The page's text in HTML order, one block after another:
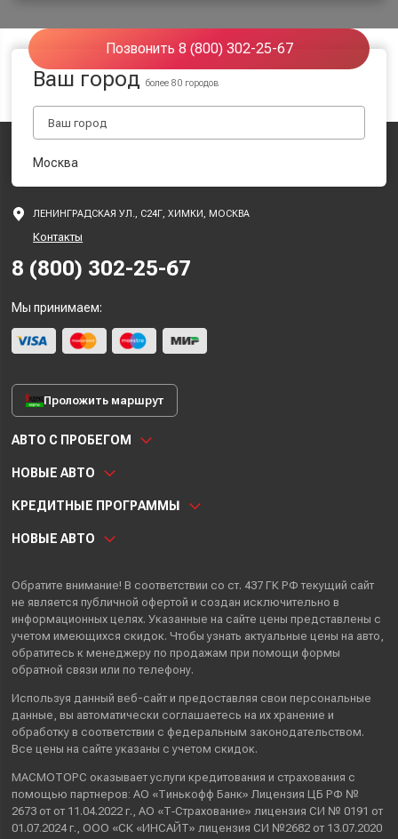
Позвонить 8 (800) 302-25-67
Ваш городболее 80 городов
Москва
ЛЕНИНГРАДСКАЯ УЛ., С24Г, ХИМКИ, МОСКВА
Контакты
8 (800) 302-25-67
Мы принимаем:
Проложить маршрут
АВТО С ПРОБЕГОМ
НОВЫЕ АВТО
КРЕДИТНЫЕ ПРОГРАММЫ
НОВЫЕ АВТО
Обратите внимание! В соответствии со ст. 437 ГК РФ текущий сайт
не является публичной офертой и создан исключительно в
информационных целях. Указанные на сайте цены представлены с
учетом имеющихся скидок. Чтобы узнать актуальные цены на авто,
обратитесь к менеджеру по продажам при помощи формы
обратной связи или по телефону.
Используя данный веб-сайт и предоставляя свои персональные
данные , вы автоматически соглашаетесь на их хранение и
обработку в соответствии с федеральным законодательством.
Все цены на сайте указаны с учетом скидок.
МАСМОТОРС оказывает услуги кредитования и страхования с
помощью партнеров: АО «Тинькофф Банк» Лицензия ЦБ РФ №
2673 от от 11.04.2022 г., АО «Т‑Страхование» лицензия СИ № 0191 от
01.07.2024 г., ООО «СК «ИНСАЙТ» лицензия СИ №2682 от 13.07.2020